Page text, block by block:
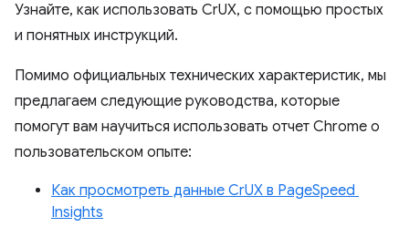
Узнайте, как использовать CrUX, с помощью простых
и понятных инструкций.
Помимо официальных технических характеристик, мы
предлагаем следующие руководства, которые
помогут вам научиться использовать отчет Chrome о
пользовательском опыте:
Как просмотреть данные CrUX в PageSpeed ​​
Insights